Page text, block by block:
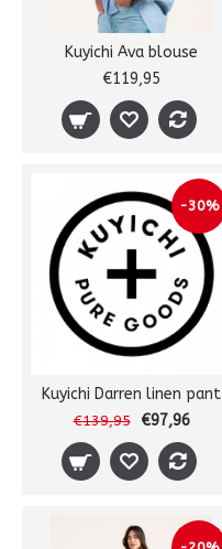
Kuyichi Ava blouse
€119,95
-30%
Kuyichi Darren linen pant
€139,95 €97,96